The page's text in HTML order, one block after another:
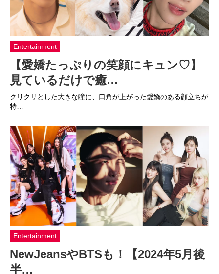
Entertainment
【愛嬌たっぷりの笑顔にキュン♡】
見ているだけで癒…
クリクリとした大きな瞳に、口角が上がった愛嬌のある顔立ちが
特…
Entertainment
NewJeansやBTSも！【2024年5月後
半…